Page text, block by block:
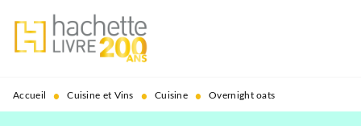
MENU RECHERCHE
PIED DE PAGE
Accueil • Cuisine et Vins • Cuisine • Overnight oats